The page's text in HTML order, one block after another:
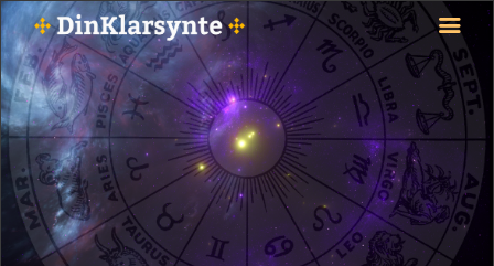
FORSIDE
ASTROLOGI
STJERNETEGN
TAROTKORT